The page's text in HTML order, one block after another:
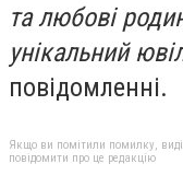
та любові
унікальний
повідомленні.
Якщо ви помітили помилку,
повідомити про це редакцію